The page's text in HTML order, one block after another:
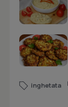
inghetata